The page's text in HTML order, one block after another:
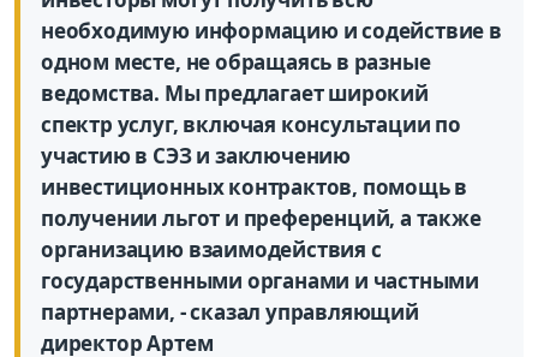
необходимую информацию и содействие в
одном месте, не обращаясь в разные
ведомства. Мы предлагает широкий
спектр услуг, включая консультации по
участию в СЭЗ и заключению
инвестиционных контрактов, помощь в
получении льгот и преференций, а также
организацию взаимодействия с
государственными органами и частными
партнерами, - сказал управляющий
директор Артем